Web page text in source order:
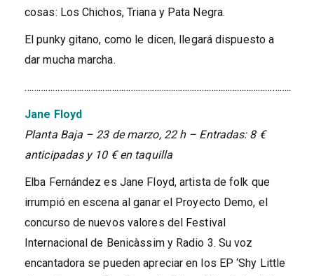
cosas: Los Chichos, Triana y Pata Negra.
El punky gitano, como le dicen, llegará dispuesto a
dar mucha marcha.
…………………………………………………………………………………………………..
Jane Floyd
Planta Baja – 23 de marzo, 22 h – Entradas: 8 €
anticipadas y 10 € en taquilla
Elba Fernández es Jane Floyd, artista de folk que
irrumpió en escena al ganar el Proyecto Demo, el
concurso de nuevos valores del Festival
Internacional de Benicàssim y Radio 3. Su voz
encantadora se pueden apreciar en los EP ‘Shy Little